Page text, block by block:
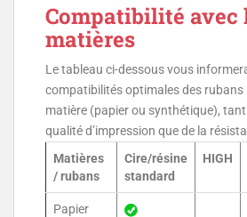
Compatibilité avec
matières
Le tableau ci-dessous vous
compatibilités optimales des
matière (papier ou synthétique),
qualité d’impression que de la
Matières
/ rubans
Cire/résine
standard
HIGH
Papier